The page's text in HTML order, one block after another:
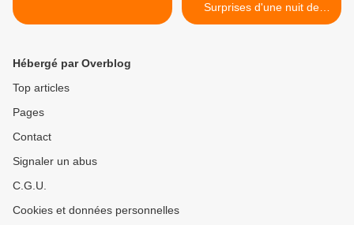
Surprises d'une nuit de
noces >
Hébergé par Overblog
Top articles
Pages
Contact
Signaler un abus
C.G.U.
Cookies et données personnelles